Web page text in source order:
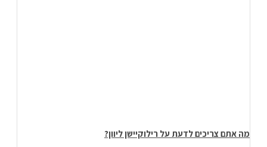
מה אתם צריכים לדעת על רילוקיישן ליוון?